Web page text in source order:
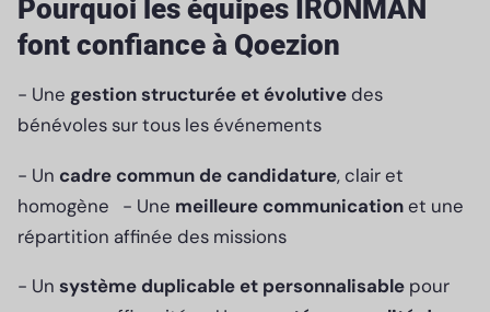
Pourquoi les équipes IRONMAN
font confiance à Qoezion
- Une gestion structurée et évolutivedes
bénévoles sur tous les événements
- Un cadre commun de candidature, clair et
homogène - Une meilleure communicationet une
répartition affinée des missions
- Un système duplicable et personnalisable pour